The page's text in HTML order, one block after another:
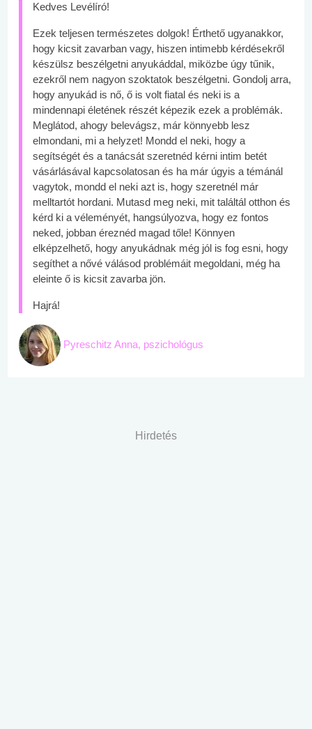
Kedves Levélíró!
Ezek teljesen természetes dolgok! Érthető ugyanakkor,
hogy kicsit zavarban vagy, hiszen intimebb kérdésekről
készülsz beszélgetni anyukáddal, miközbe úgy tűnik,
ezekről nem nagyon szoktatok beszélgetni. Gondolj arra,
hogy anyukád is nő, ő is volt fiatal és neki is a
mindennapi életének részét képezik ezek a problémák.
Meglátod, ahogy belevágsz, már könnyebb lesz
elmondani, mi a helyzet! Mondd el neki, hogy a
segítségét és a tanácsát szeretnéd kérni intim betét
vásárlásával kapcsolatosan és ha már úgyis a témánál
vagytok, mondd el neki azt is, hogy szeretnél már
melltartót hordani. Mutasd meg neki, mit találtál otthon és
kérd ki a véleményét, hangsúlyozva, hogy ez fontos
neked, jobban éreznéd magad tőle! Könnyen
elképzelhető, hogy anyukádnak még jól is fog esni, hogy
segíthet a nővé válásod problémáit megoldani, még ha
eleinte ő is kicsit zavarba jön.
Hajrá!
Pyreschitz Anna, pszichológus
Hirdetés